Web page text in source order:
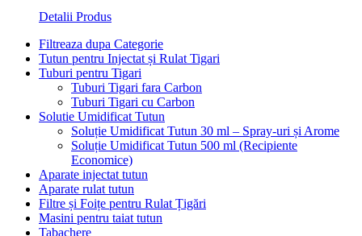
Detalii Produs
Filtreaza dupa Categorie
Tutun pentru Injectat și Rulat Tigari
Tuburi pentru Tigari
Tuburi Tigari fara Carbon
Tuburi Tigari cu Carbon
Solutie Umidificat Tutun
Soluție Umidificat Tutun 30 ml – Spray-uri și Arome
Soluție Umidificat Tutun 500 ml (Recipiente
Economice)
Aparate injectat tutun
Aparate rulat tutun
Filtre și Foițe pentru Rulat Țigări
Masini pentru taiat tutun
Tabachere